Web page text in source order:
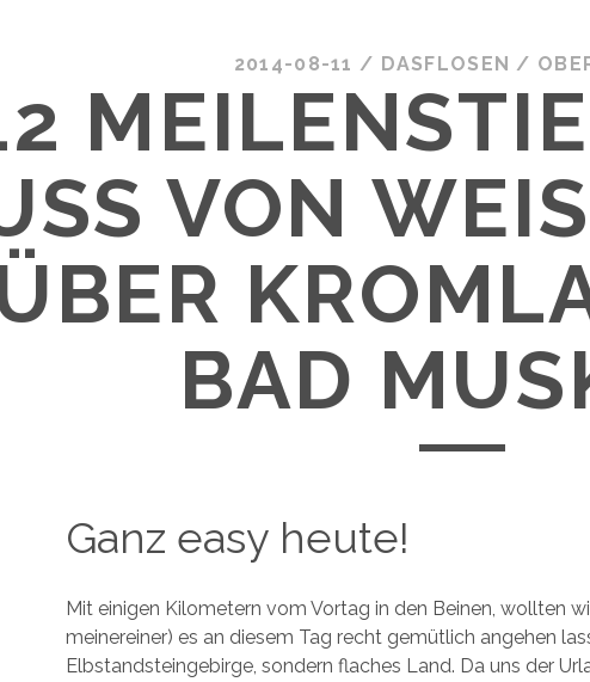
2014-08-11 / DASFLOSEN /
VON
AD
Ganz easy heute!
Mit einigen Kilometern vom Vortag in den Beinen, wollten
meinereiner) es an diesem Tag recht gemütlich angehen
Elbstandsteingebirge, sondern flaches Land. Da uns der